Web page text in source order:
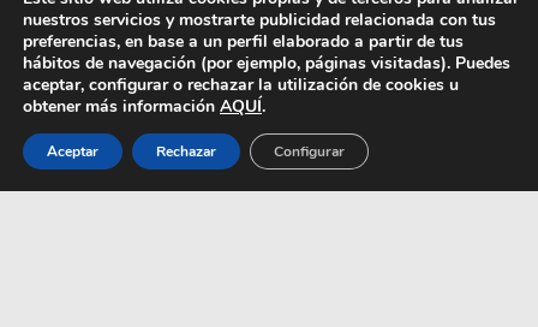
nuestros servicios y mostrarte publicidad relacionada con tus
preferencias, en base a un perfil elaborado a partir de tus
hábitos de navegación (por ejemplo, páginas visitadas). Puedes
aceptar, configurar o rechazar la utilización de cookies u
obtener más información AQUÍ.
Aceptar Rechazar Configurar